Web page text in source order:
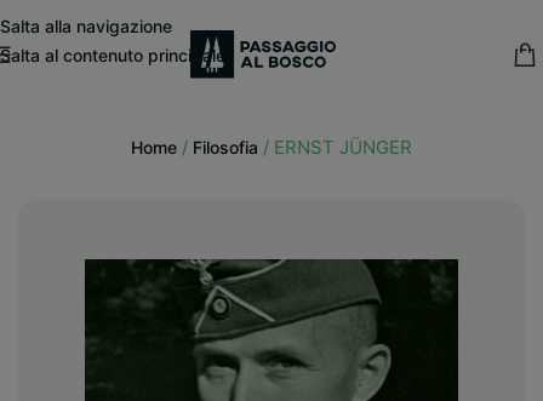
Salta alla navigazione
Salta al contenuto principale
Home/ Filosofia / ERNST JÜNGER